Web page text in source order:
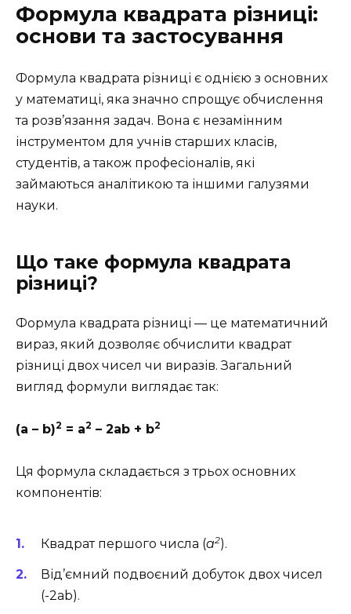
Формула квадрата різниці:
основи та застосування
Формула квадрата різниці є однією з основних
у математиці, яка значно спрощує обчислення
та розв’язання задач. Вона є незамінним
інструментом для учнів старших класів,
студентів, а також професіоналів, які
займаються аналітикою та іншими галузями
науки.
Що таке формула квадрата
різниці?
Формула квадрата різниці — це математичний
вираз, який дозволяє обчислити квадрат
різниці двох чисел чи виразів. Загальний
вигляд формули виглядає так:
(a – b)2 = a2 – 2ab + b2
Ця формула складається з трьох основних
компонентів:
Квадрат першого числа (a2).
Від’ємний подвоєний добуток двох чисел
(-2ab).